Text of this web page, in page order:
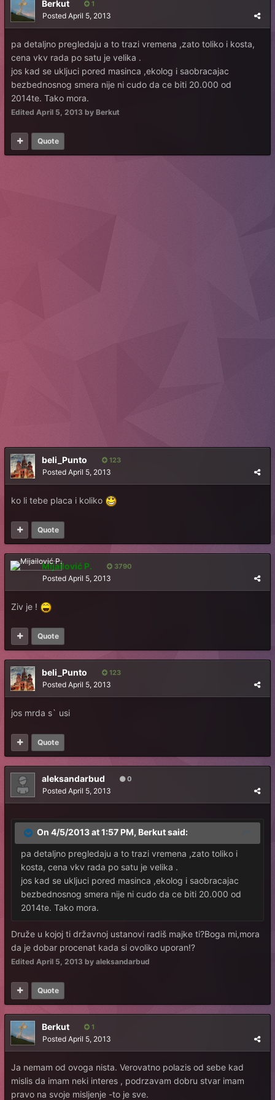
Веrkut 1
Posted April 5, 2013
pa detaljno pregledaju a to trazi vremena ,zato toliko i kosta,
cena vkv rada po satu je velika .
jos kad se ukljuci pored masinca ,ekolog i saobracajac
bezbednosnog smera nije ni cudo da ce biti 20.000 od
2014te. Tako mora.
Edited April 5, 2013 by Berkut
Quote
beli_Punto 123
Posted April 5, 2013
ko li tebe placa i koliko
Quote
Mijailović P. 3790
Posted April 5, 2013
Ziv je !
Quote
beli_Punto 123
Posted April 5, 2013
jos mrda s` usi
Quote
aleksandarbud 0
Posted April 5, 2013
On 4/5/2013 at 1:57 PM, Berkut said:
pa detaljno pregledaju a to trazi vremena ,zato toliko i
kosta, cena vkv rada po satu je velika .
jos kad se ukljuci pored masinca ,ekolog i saobracajac
bezbednosnog smera nije ni cudo da ce biti 20.000 od
2014te. Tako mora.
Druže u kojoj ti državnoj ustanovi radiš majke ti?Boga mi,mora
da je dobar procenat kada si ovoliko uporan!?
Edited April 5, 2013 by aleksandarbud
Quote
Веrkut 1
Posted April 5, 2013
Ja nemam od ovoga nista. Verovatno polazis od sebe kad
mislis da imam neki interes , podrzavam dobru stvar imam
pravo na svoje misljenje -to je sve.